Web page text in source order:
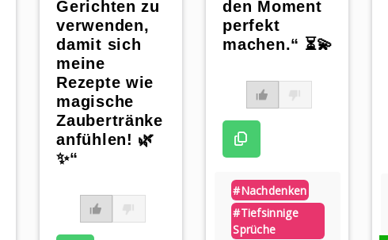
Gerichten zu
verwenden,
damit sich
meine
Rezepte wie
magische
Zaubertränke
anfühlen! 🌿
✨“
den Moment
perfekt
machen.“ ⏳💫
#nachdenken
#tiefsinnige
Sprüche